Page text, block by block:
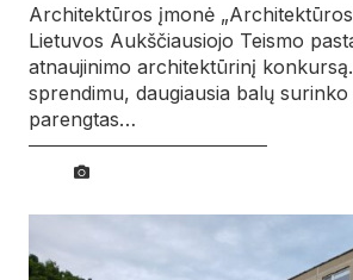
Architektūros įmonė „Architektūros
Lietuvos Aukščiausiojo Teismo
atnaujinimo architektūrinį
sprendimu, daugiausia balų
parengtas…